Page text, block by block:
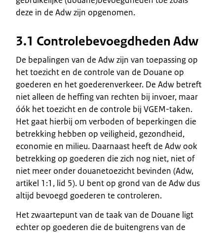
deze in de Adw zijn opgenomen.
3.1 Controlebevoegdheden Adw
De bepalingen van de Adw zijn van toepassing op
het toezicht en de controle van de Douane op
goederen en het goederenverkeer. De Adw betreft
niet alleen de heffing van rechten bij invoer, maar
óók het toezicht en de controle bij VGEM-taken.
Het gaat hierbij om verboden of beperkingen die
betrekking hebben op veiligheid, gezondheid,
economie en milieu. Daarnaast heeft de Adw ook
betrekking op goederen die zich nog niet, niet of
niet meer onder douanetoezicht bevinden (Adw,
artikel 1:1, lid 5). U bent op grond van de Adw dus
altijd bevoegd goederen te controleren.
Het zwaartepunt van de taak van de Douane ligt
echter op goederen die de buitengrens van de